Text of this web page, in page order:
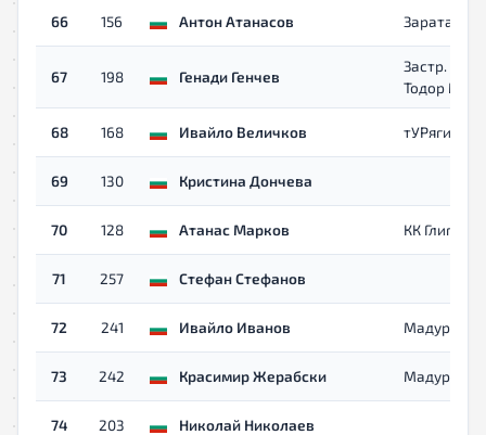
66 156 Антон Атанасов Зарата
67 198 Генади Генчев
Застр.
Тодор
68 168 Ивайло Величков тУРягиТи
69 130 Кристина Дончева
70 128 Атанас Марков КК Глиган
71 257 Стефан Стефанов
72 241 Ивайло Иванов Мадуро
73 242 Красимир Жерабски Мадуро
74 203 Николай Николаев